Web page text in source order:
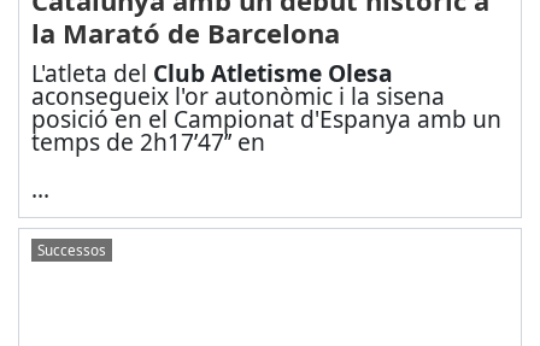
la Marató de Barcelona
L'atleta del Club Atletisme Olesa
aconsegueix l'or autonòmic i la sisena
posició en el Campionat d'Espanya amb un
temps de 2h17’47’’ en
...
Successos